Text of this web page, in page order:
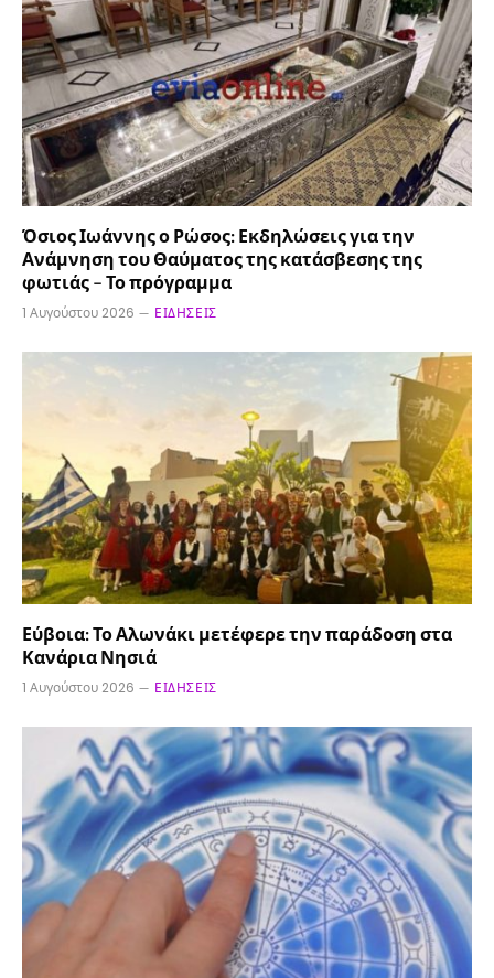
Όσιος Ιωάννης ο Ρώσος: Εκδηλώσεις για την
Ανάμνηση του Θαύματος της κατάσβεσης της
φωτιάς – Το πρόγραμμα
1 Αυγούστου 2026 ΕΙΔΉΣΕΙΣ
Εύβοια: Το Αλωνάκι μετέφερε την παράδοση στα
Κανάρια Νησιά
1 Αυγούστου 2026 ΕΙΔΉΣΕΙΣ